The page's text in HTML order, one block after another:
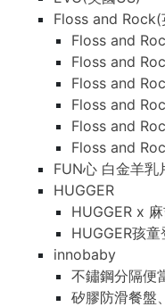
Floss and Rock(
Floss and
Floss and
Floss and
Floss and
Floss and
Floss and
FUN心 白金羊乳
HUGGER
HUGGER x
HUGGER孩
innobaby
不鏽鋼分隔便
矽膠防滑餐盤